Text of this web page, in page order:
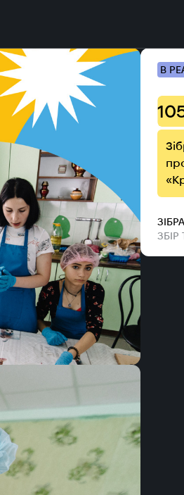
потребами Рогатинської В
ЗБІР